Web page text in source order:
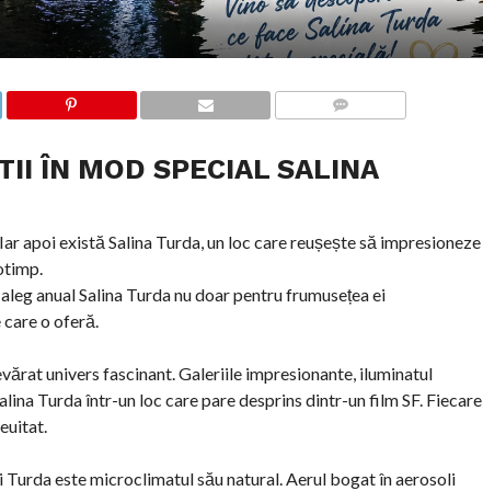
ÎN MOD SPECIAL SALINA
apoi există Salina Turda, un loc care reușește să impresioneze
anual Salina Turda nu doar pentru frumusețea ei
o oferă.
univers fascinant. Galeriile impresionante, iluminatul
Turda într-un loc care pare desprins dintr-un film SF. Fiecare
este microclimatul său natural. Aerul bogat în aerosoli